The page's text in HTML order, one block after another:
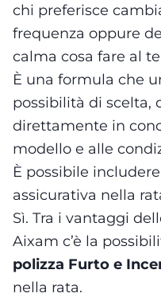
chi preferisce
frequenza oppure
calma cosa fare al
È una formula che
possibilità di scelta,
direttamente in
modello e alle
È possibile
assicurativa nella
Sì. Tra i vantaggi
Aixam c’è la
polizza Furto e
nella rata.